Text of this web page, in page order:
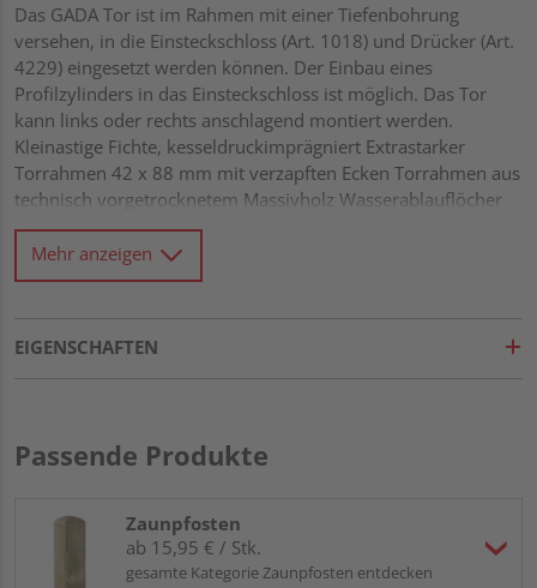
Das GADA Tor ist im Rahmen mit einer Tiefenbohrung
versehen, in die Einsteckschloss (Art. 1018) und Drücker (Art.
4229) eingesetzt werden können. Der Einbau eines
Profilzylinders in das Einsteckschloss ist möglich. Das Tor
kann links oder rechts anschlagend montiert werden.
Kleinastige Fichte, kesseldruckimprägniert Extrastarker
Torrahmen 42 x 88 mm mit verzapften Ecken Torrahmen aus
technisch vorgetrocknetem Massivholz Wasserablauflöcher
und Drainagenut im unteren Rahmen Rundkanten-Profile 18
x 121 mm mit extratiefer Trocknungsnut von 15 mm Alle
Verbindungen aus Edelstahl
Mehr anzeigen
EIGENSCHAFTEN
Passende Produkte
Zaunpfosten
ab 15,95 € / Stk.
gesamte Kategorie Zaunpfosten entdecken